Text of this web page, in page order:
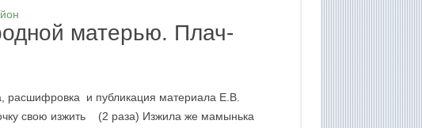
матерью. Плач-
расшифровка и публикация материала Е.В.
свою изжить (2 раза) Изжила же мамынька